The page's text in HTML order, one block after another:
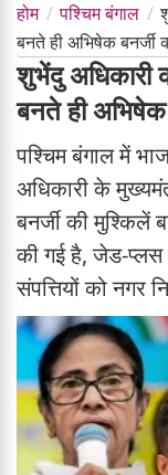
होम पश्चिम बंगाल
बनते ही अभिषेक बनर्जी
शुभेंदु अधिकारी
बनते ही अभिषेक
पश्चिम बंगाल में
अधिकारी के
बनर्जी की
की गई है, जेड-प्लस
संपत्तियों को नगर